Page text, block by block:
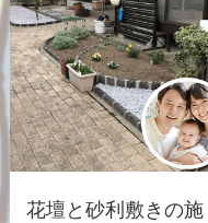
花壇と砂利敷きの施